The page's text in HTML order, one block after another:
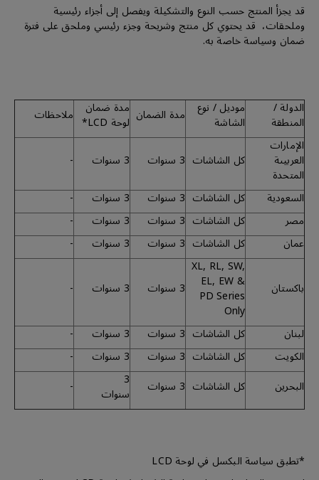
قد يجزأ المنتج حسب النوع والتشكيلة ويفصل إلى أجزاء رئيسية
وملحقات، قد يحتوي كل منتج وشريحة وجزء رئيسي وملحق على فترة
ضمان وسياسة خاصة به.
الدولة /
المنطقة
موديل / نوع
الشاشة مدة الضمان مدة ضمان
لوحة LCD*
ملاحظات
الإمارات
العربيىة
المتحدة
كل الشاشات 3 سنوات 3 سنوات
-
السعودية
كل الشاشات 3 سنوات 3 سنوات
-
مصر
كل الشاشات 3 سنوات 3 سنوات
-
عمان
كل الشاشات 3 سنوات 3 سنوات -
باكستان
XL, RL, SW,
EL, EW &
PD Series
Only
3 سنوات 3 سنوات -
لبنان كل الشاشات 3 سنوات 3 سنوات
-
الكويت
كل الشاشات 3 سنوات 3 سنوات
-
البحرين
كل الشاشات 3 سنوات سنوات -
*تطبق سياسة البكسل في لوحة LCD